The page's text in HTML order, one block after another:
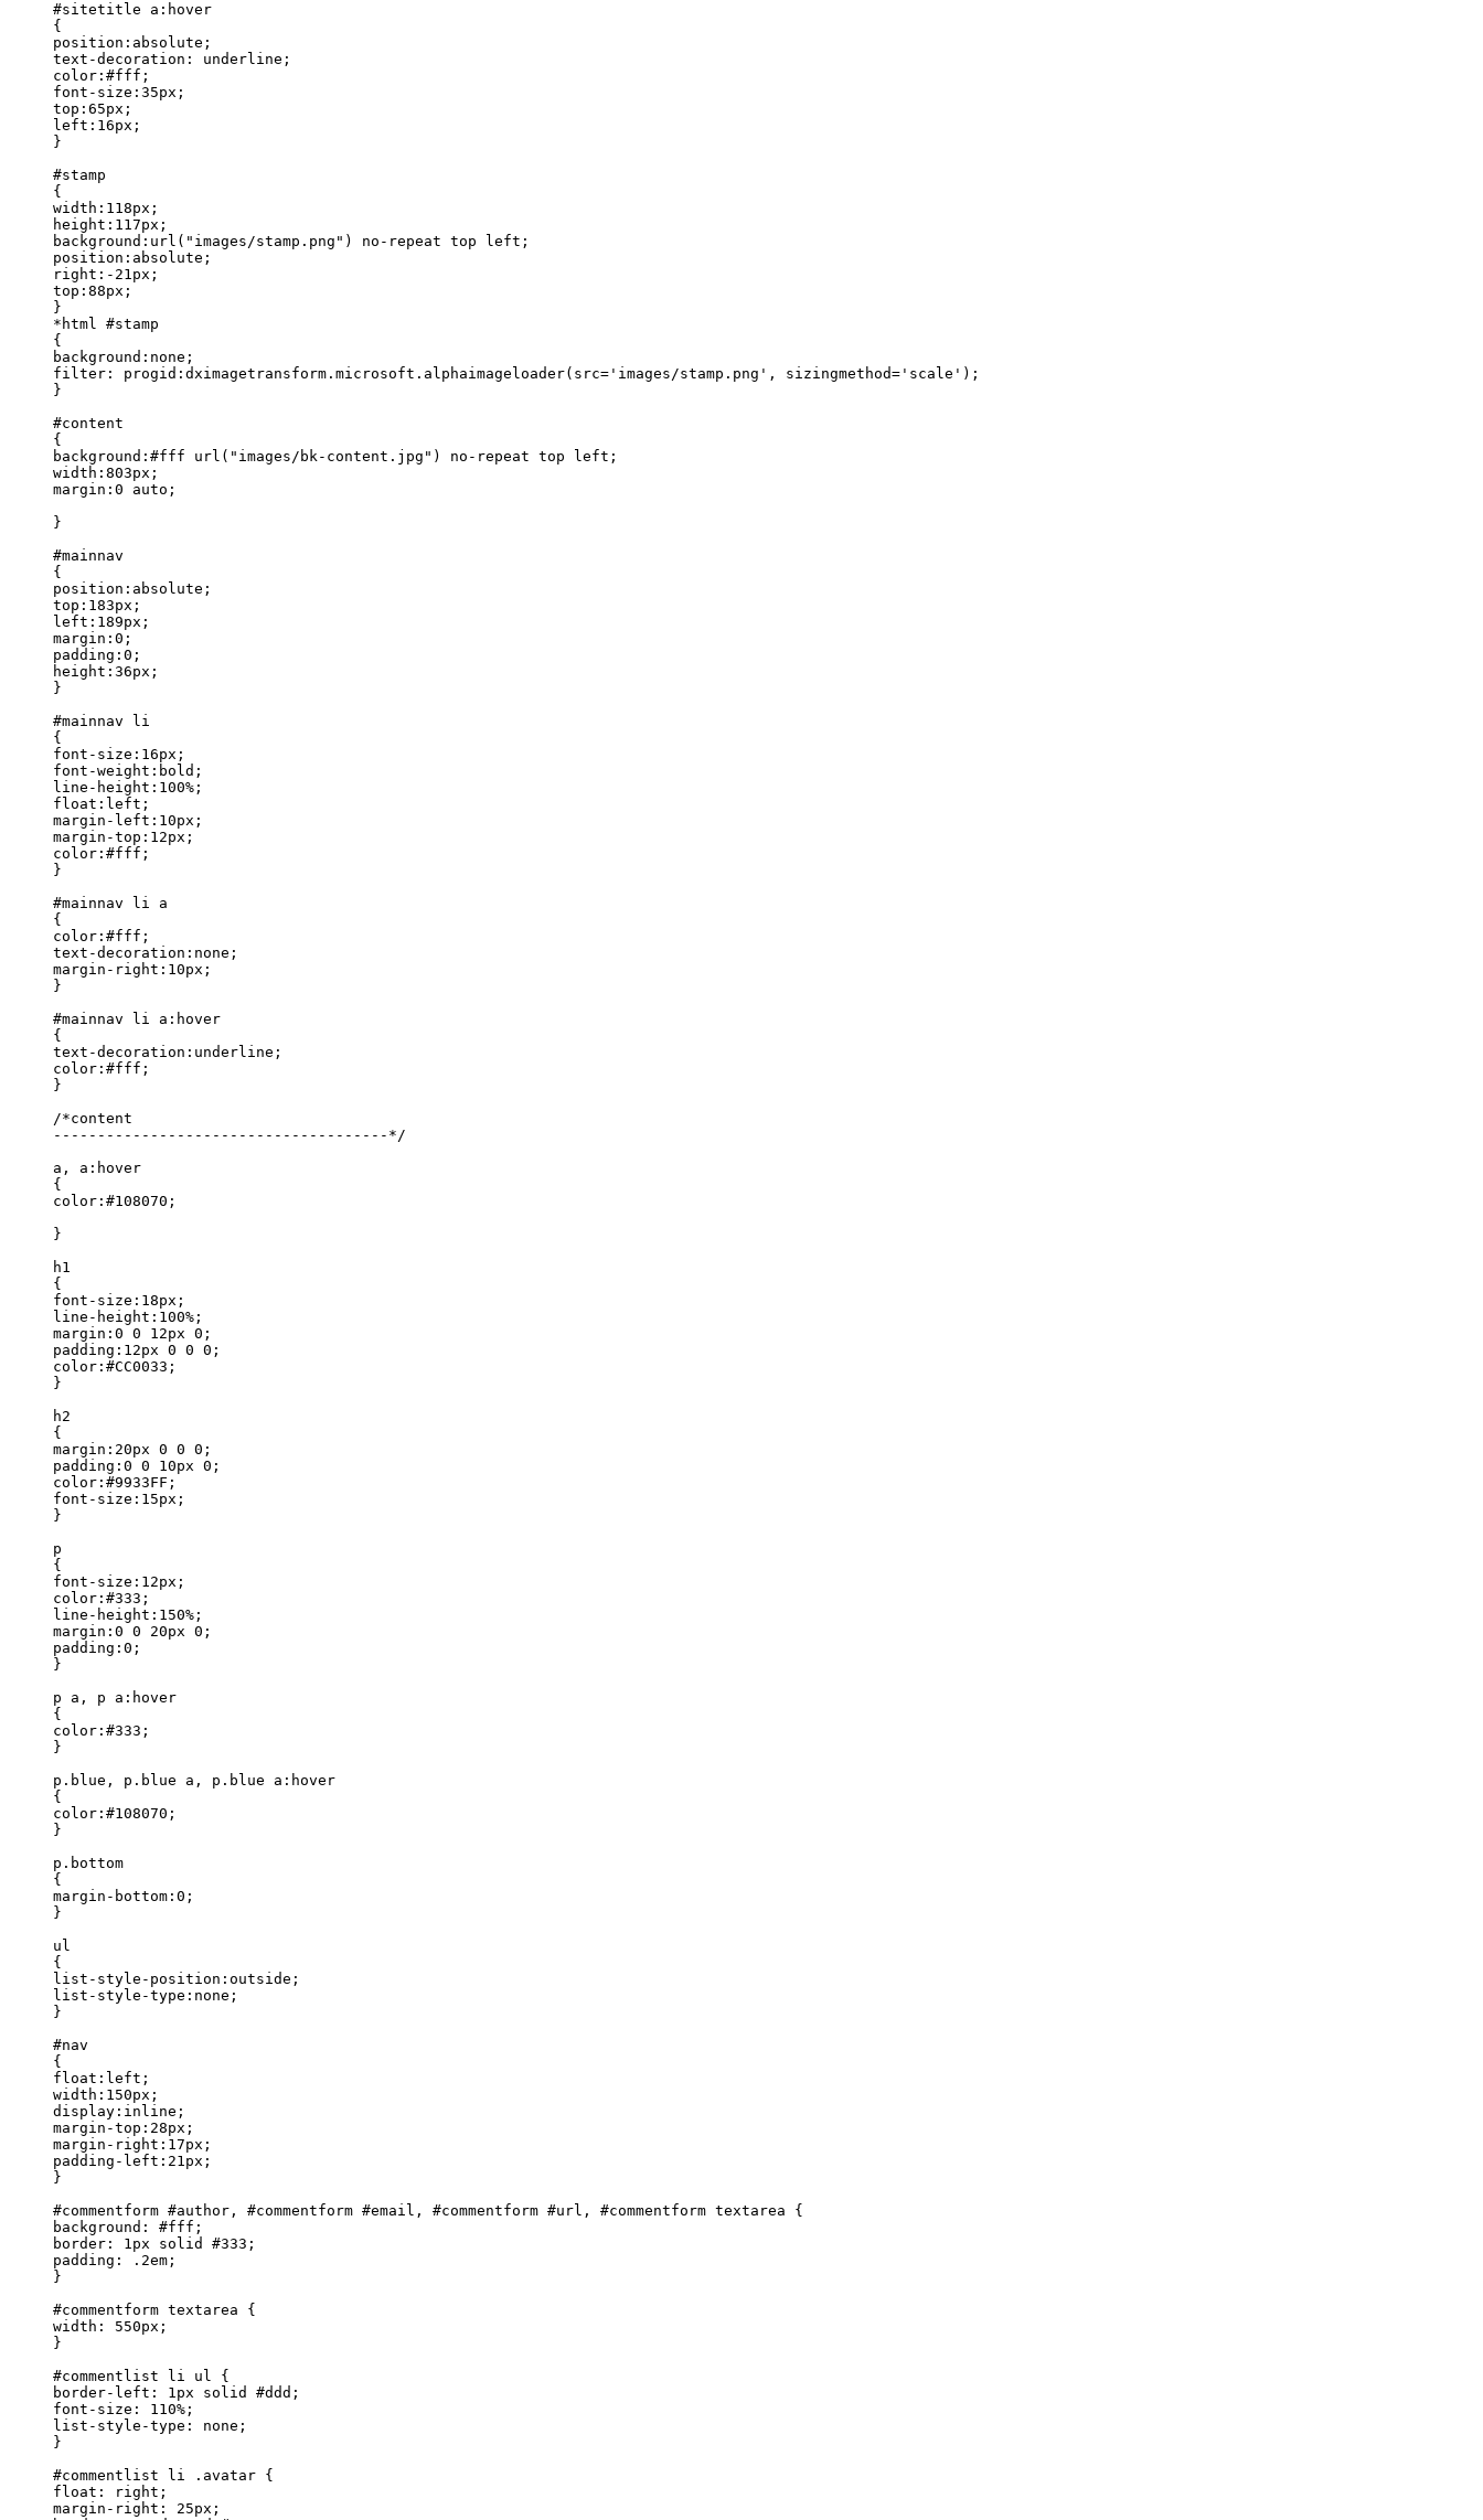
#sitetitle a:hover
{
position:absolute;
text-decoration: underline;
color:#fff;
font-size:35px;
top:65px;
left:16px;
}
#stamp
{
width:118px;
height:117px;
background:url("images/stamp.png") no-repeat top left;
position:absolute;
right:-21px;
top:88px;
}
*html #stamp
{
background:none;
filter: progid:dximagetransform.microsoft.alphaimageloader(src='images/stamp.png', sizingmethod='scale');
}
#content
{
background:#fff url("images/bk-content.jpg") no-repeat top left;
width:803px;
margin:0 auto;
}
#mainnav
{
position:absolute;
top:183px;
left:189px;
margin:0;
padding:0;
height:36px;
}
#mainnav li
{
font-size:16px;
font-weight:bold;
line-height:100%;
float:left;
margin-left:10px;
margin-top:12px;
color:#fff;
}
#mainnav li a
{
color:#fff;
text-decoration:none;
margin-right:10px;
}
#mainnav li a:hover
{
text-decoration:underline;
color:#fff;
}
/*content
--------------------------------------*/
a, a:hover
{
color:#108070;
}
h1
{
font-size:18px;
line-height:100%;
margin:0 0 12px 0;
padding:12px 0 0 0;
color:#CC0033;
}
h2
{
margin:20px 0 0 0;
padding:0 0 10px 0;
color:#9933FF;
font-size:15px;
}
p
{
font-size:12px;
color:#333;
line-height:150%;
margin:0 0 20px 0;
padding:0;
}
p a, p a:hover
{
color:#333;
}
p.blue, p.blue a, p.blue a:hover
{
color:#108070;
}
p.bottom
{
margin-bottom:0;
}
ul
{
list-style-position:outside;
list-style-type:none;
}
#nav
{
float:left;
width:150px;
display:inline;
margin-top:28px;
margin-right:17px;
padding-left:21px;
}
#commentform #author, #commentform #email, #commentform #url, #commentform textarea {
background: #fff;
border: 1px solid #333;
padding: .2em;
}
#commentform textarea {
width: 550px;
}
#commentlist li ul {
border-left: 1px solid #ddd;
font-size: 110%;
list-style-type: none;
}
#commentlist li .avatar {
float: right;
margin-right: 25px;